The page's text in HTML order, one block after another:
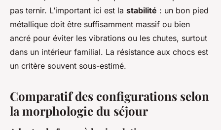
pas ternir. L’important ici est la stabilité : un bon pied
métallique doit être suffisamment massif ou bien
ancré pour éviter les vibrations ou les chutes, surtout
dans un intérieur familial. La résistance aux chocs est
un critère souvent sous-estimé.
Comparatif des configurations selon
la morphologie du séjour